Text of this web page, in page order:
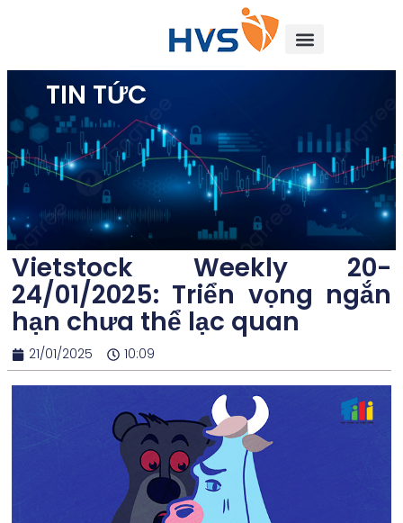
TIN TỨC
Vietstock Weekly 20-
24/01/2025: Triển vọng ngắn
hạn chưa thể lạc quan
21/01/2025 10:09